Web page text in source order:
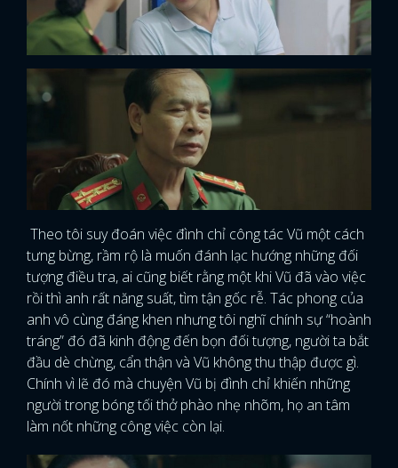
Theo tôi suy đoán việc đình chỉ công tác Vũ một cách
tưng bừng, rầm rộ là muốn đánh lạc hướng những đối
tượng điều tra, ai cũng biết rằng một khi Vũ đã vào việc
rồi thì anh rất năng suất, tìm tận gốc rễ. Tác phong của
anh vô cùng đáng khen nhưng tôi nghĩ chính sự “hoành
tráng” đó đã kinh động đến bọn đối tượng, người ta bắt
đầu dè chừng, cẩn thận và Vũ không thu thập được gì.
Chính vì lẽ đó mà chuyện Vũ bị đình chỉ khiến những
người trong bóng tối thở phào nhẹ nhõm, họ an tâm
làm nốt những công việc còn lại.